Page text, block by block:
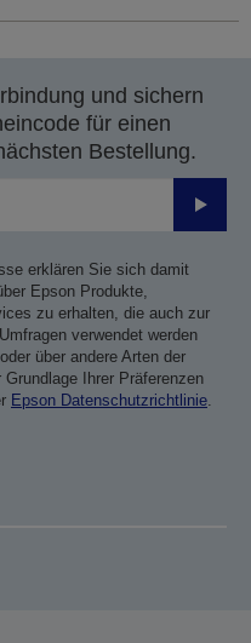
und sichern
für einen
Bestellung.
erklären Sie sich damit
Epson Produkte,
zu erhalten, die auch zur
verwendet werden
über andere Arten der
Ihrer Präferenzen
Epson Datenschutzrichtlinie.